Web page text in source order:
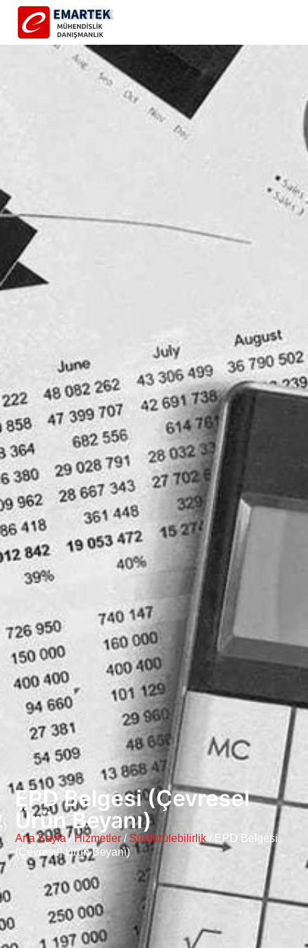
EPD Belgesi (Çevresel
Ürün Beyanı)
Ana Sayfa/Hizmetler/ Sürdürülebilirlik / EPD Belgesi
(Çevresel Ürün Beyanı)